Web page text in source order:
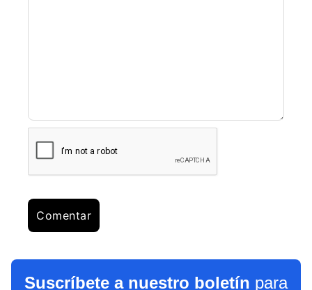
Suscríbete a nuestro boletín para